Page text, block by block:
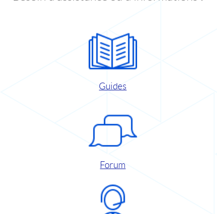
Guides
Forum